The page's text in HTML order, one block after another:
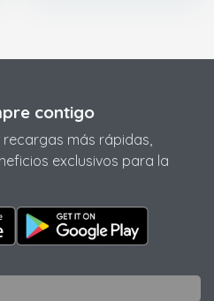
contigo
más rápidas,
exclusivos para la